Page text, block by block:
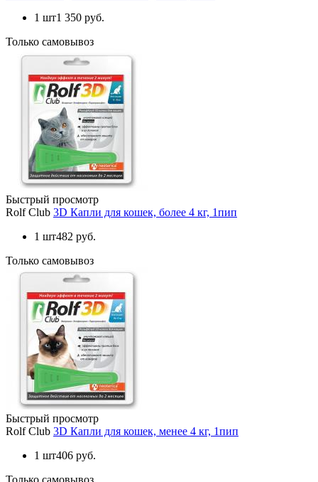
1 шт1 350 руб.
Только самовывоз
Быстрый просмотр
Rolf Club 3D Капли для кошек, более 4 кг, 1пип
1 шт482 руб.
Только самовывоз
Быстрый просмотр
Rolf Club 3D Капли для кошек, менее 4 кг, 1пип
1 шт406 руб.
Только самовывоз